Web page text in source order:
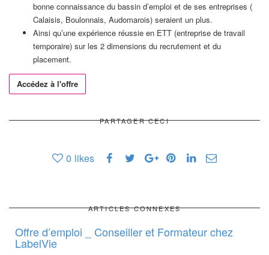
bonne connaissance du bassin d’emploi et de ses entreprises (
Calaisis, Boulonnais, Audomarois) seraient un plus.
Ainsi qu’une expérience réussie en ETT (entreprise de travail
temporaire) sur les 2 dimensions du recrutement et du
placement.
Accédez à l'offre
PARTAGER CECI
0 likes
ARTICLES CONNEXES
Offre d’emploi _ Conseiller et Formateur chez
LabelVie